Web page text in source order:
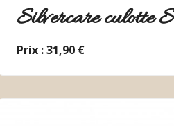
Silvercare culotte S
Prix : 31,90 €